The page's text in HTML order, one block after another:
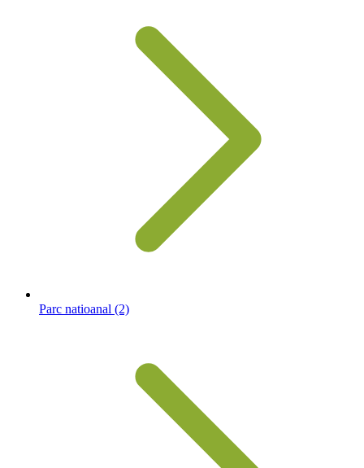
Parc natioanal (2)